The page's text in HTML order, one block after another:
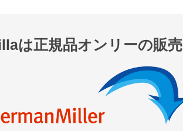
は正規品オンリーの販売